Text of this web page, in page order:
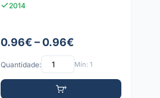
2014
0.96€ – 0.96€
Quantidade: Mín: 1